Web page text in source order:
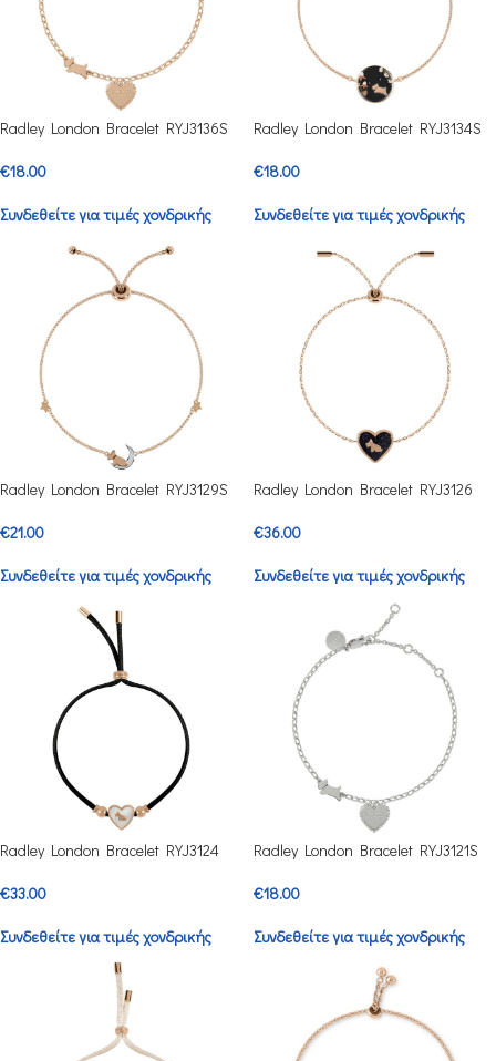
Radley London Bracelet RYJ3136S
€18.00
Συνδεθείτε για τιμές χονδρικής
Radley London Bracelet RYJ3134S
€18.00
Συνδεθείτε για τιμές χονδρικής
Radley London Bracelet RYJ3129S
€21.00
Συνδεθείτε για τιμές χονδρικής
Radley London Bracelet RYJ3126
€36.00
Συνδεθείτε για τιμές χονδρικής
Radley London Bracelet RYJ3124
€33.00
Συνδεθείτε για τιμές χονδρικής
Radley London Bracelet RYJ3121S
€18.00
Συνδεθείτε για τιμές χονδρικής